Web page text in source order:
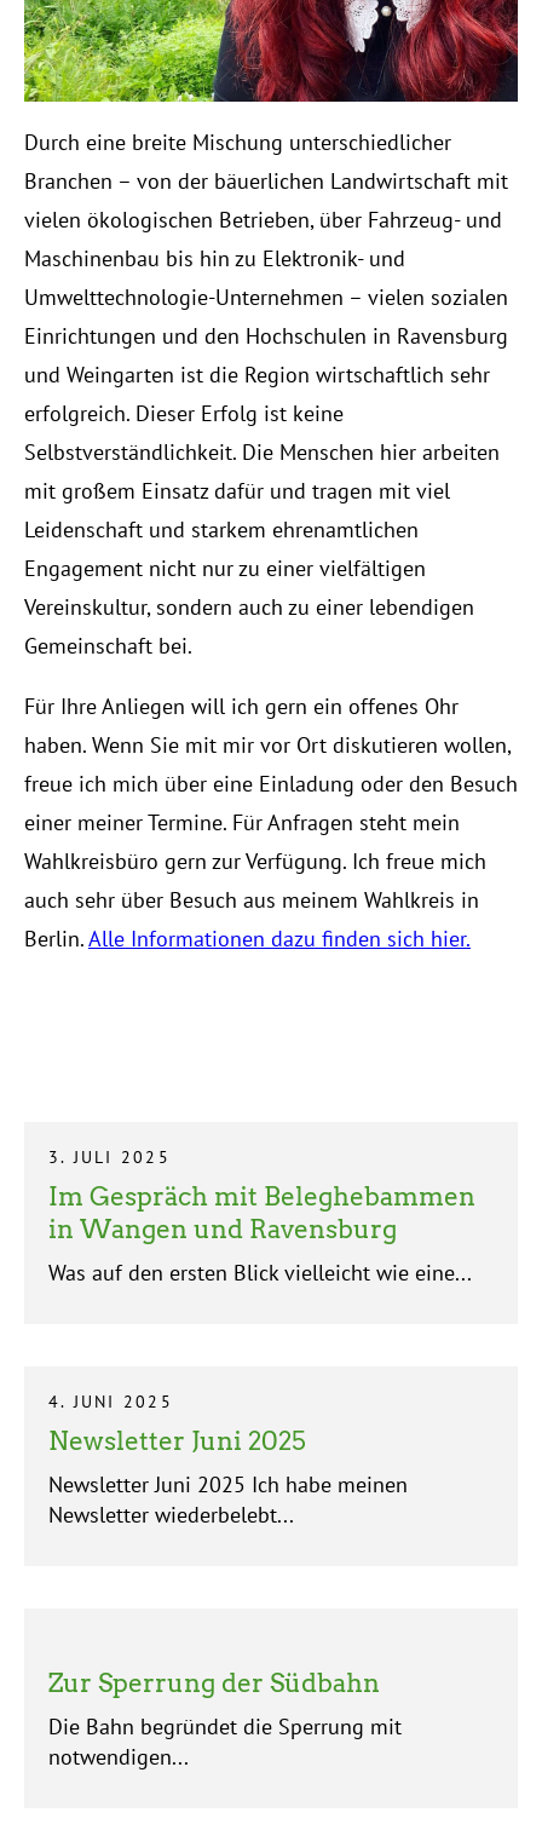
Durch eine breite Mischung unterschiedlicher
Branchen – von der bäuerlichen Landwirtschaft mit
vielen ökologischen Betrieben, über Fahrzeug- und
Maschinenbau bis hin zu Elektronik- und
Umwelttechnologie-Unternehmen – vielen sozialen
Einrichtungen und den Hochschulen in Ravensburg
und Weingarten ist die Region wirtschaftlich sehr
erfolgreich. Dieser Erfolg ist keine
Selbstverständlichkeit. Die Menschen hier arbeiten
mit großem Einsatz dafür und tragen mit viel
Leidenschaft und starkem ehrenamtlichen
Engagement nicht nur zu einer vielfältigen
Vereinskultur, sondern auch zu einer lebendigen
Gemeinschaft bei.
Für Ihre Anliegen will ich gern ein offenes Ohr
haben. Wenn Sie mit mir vor Ort diskutieren wollen,
freue ich mich über eine Einladung oder den Besuch
einer meiner Termine. Für Anfragen steht mein
Wahlkreisbüro gern zur Verfügung. Ich freue mich
auch sehr über Besuch aus meinem Wahlkreis in
Berlin.Alle Informationen dazu finden sich hier.
3. JULI 2025
Im Gespräch mit Beleghebammen
in Wangen und Ravensburg
Was auf den ersten Blick vielleicht wie eine...
4. JUNI 2025
Newsletter Juni 2025
Newsletter Juni 2025 Ich habe meinen
Newsletter wiederbelebt...
Zur Sperrung der Südbahn
Die Bahn begründet die Sperrung mit
notwendigen...